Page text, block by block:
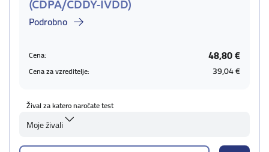
(CDPA/CDDY-IVDD)
Podrobno
Cena: 48,80 €
Cena za vzreditelje: 39,04 €
Žival za katero naročate test
Moje živali